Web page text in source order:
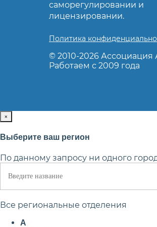
саморегулировании и
лицензировании.
Политика
© 2010-2026
Работаем с 2009 года
×
Выберите ваш регион
По данному запросу ни одного
Все региональные отделения
А